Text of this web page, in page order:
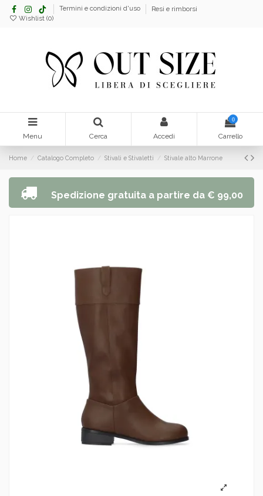
Termini e condizioni d'uso
Resi e rimborsi
Wishlist (0)
Menu Cerca Accedi
0
Carrello
Home Catalogo Completo Stivali e Stivaletti Stivale alto Marrone
Spedizione gratuita a partire da € 99,00